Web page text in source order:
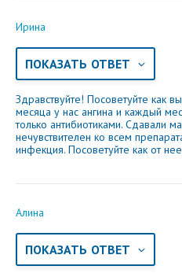
Ирина
ПОКАЗАТЬ ОТВЕТ
Здравствуйте! Посоветуйте как
месяца у нас ангина и каждый
только антибиотиками. Сдавали
нечувствителен ко всем
инфекция. Посоветуйте как от
Алина
ПОКАЗАТЬ ОТВЕТ